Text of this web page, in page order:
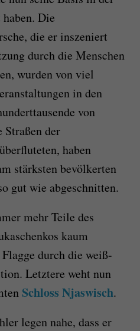
Die
die er inszeniert
durch die Menschen
wurden von viel
in den
von
Straßen der
haben
stärksten bevölkerten
gut wie abgeschnitten.
mehr Teile des
kaum
durch die weiß-
Letztere weht nun
Schloss Njaswisch.
legen nahe, dass er